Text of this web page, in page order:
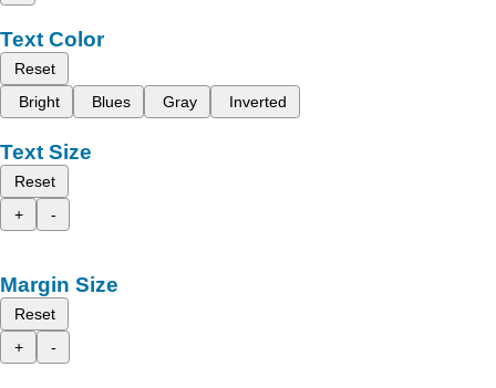
Text Color
Reset
Bright
Blues Gray Inverted
Text Size
Reset
+
-
Margin Size
Reset
+
-